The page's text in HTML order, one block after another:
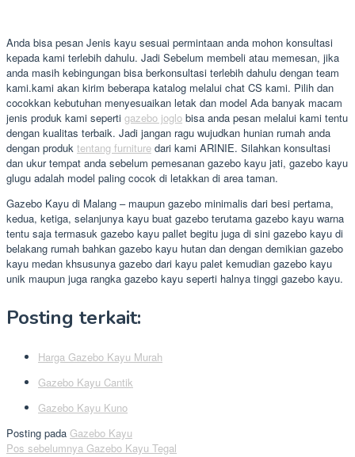
Anda bisa pesan Jenis kayu sesuai permintaan anda mohon konsultasi
kepada kami terlebih dahulu. Jadi Sebelum membeli atau memesan, jika
anda masih kebingungan bisa berkonsultasi terlebih dahulu dengan team
kami.kami akan kirim beberapa katalog melalui chat CS kami. Pilih dan
cocokkan kebutuhan menyesuaikan letak dan model Ada banyak macam
jenis produk kami seperti gazebo joglo bisa anda pesan melalui kami tentu
dengan kualitas terbaik. Jadi jangan ragu wujudkan hunian rumah anda
dengan produk tentang furniture dari kami ARINIE. Silahkan konsultasi
dan ukur tempat anda sebelum pemesanan gazebo kayu jati, gazebo kayu
glugu adalah model paling cocok di letakkan di area taman.
Gazebo Kayu di Malang – maupun gazebo minimalis dari besi pertama,
kedua, ketiga, selanjunya kayu buat gazebo terutama gazebo kayu warna
tentu saja termasuk gazebo kayu pallet begitu juga di sini gazebo kayu di
belakang rumah bahkan gazebo kayu hutan dan dengan demikian gazebo
kayu medan khsusunya gazebo dari kayu palet kemudian gazebo kayu
unik maupun juga rangka gazebo kayu seperti halnya tinggi gazebo kayu.
Posting terkait:
Harga Gazebo Kayu Murah
Gazebo Kayu Cantik
Gazebo Kayu Kuno
Posting pada Gazebo Kayu
Pos sebelumnya Gazebo Kayu Tegal